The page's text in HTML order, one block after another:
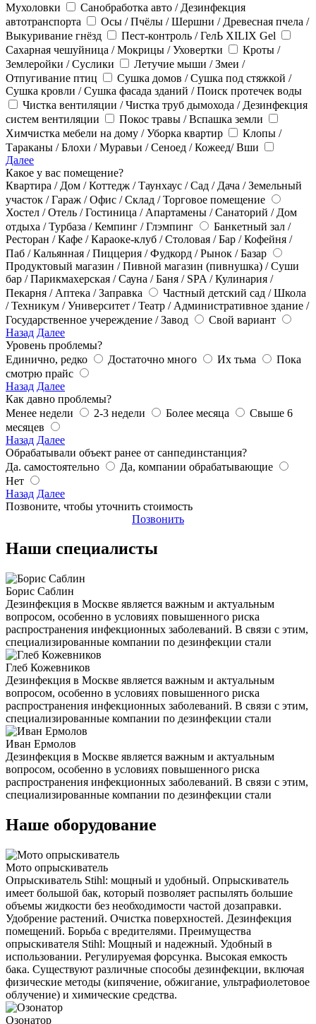
Мухоловки
Санобработка авто / Дезинфекция
автотранспорта
Осы / Пчёлы / Шершни / Древесная пчела /
Выкуривание гнёзд
Пест-контроль / ГелЬ XILIX Gel
Сахарная чешуйница / Мокрицы / Уховертки
Кроты /
Землеройки / Суслики
Летучие мыши / Змеи /
Отпугивание птиц
Сушка домов / Сушка под стяжкой /
Сушка кровли / Сушка фасада зданий / Поиск протечек воды
Чистка вентиляции / Чистка труб дымохода / Дезинфекция
систем вентиляции
Покос травы / Вспашка земли
Химчистка мебели на дому / Уборка квартир
Клопы /
Тараканы / Блохи / Муравьи / Сеноед / Кожеед/ Вши
Далее
Какое у вас помещение?
Квартира / Дом / Коттедж / Таунхаус / Сад / Дача / Земельный
участок / Гараж / Офис / Склад / Торговое помещение
Хостел / Отель / Гостиница / Апартамены / Санаторий / Дом
отдыха / Турбаза / Кемпинг / Глэмпинг
Банкетный зал /
Ресторан / Кафе / Караоке-клуб / Столовая / Бар / Кофейня /
Паб / Кальянная / Пиццерия / Фудкорд / Рынок / Базар
Продуктовый магазин / Пивной магазин (пивнушка) / Суши
бар / Парикмахерская / Сауна / Баня / SPA / Кулинария /
Пекарня / Аптека / Заправка
Частный детский сад / Школа
/ Техникум / Университет / Театр / Административное здание /
Государственное учереждение / Завод
Свой вариант
Назад Далее
Уровень проблемы?
Единично, редко
Достаточно много Их тьма
Пока
смотрю прайс
Назад Далее
Как давно проблемы?
Менее недели
2-3 недели Более месяца
Свыше 6
месяцев
Назад Далее
Обрабатывали объект ранее от санпединстанция?
Да. самостоятельно
Да, компании обрабатывающие
Нет
Назад Далее
Позвоните, чтобы уточнить стоимость
Позвонить
Наши специалисты
Борис Саблин
Дезинфекция в Москве является важным и актуальным
вопросом, особенно в условиях повышенного риска
распространения инфекционных заболеваний. В связи с этим,
специализированные компании по дезинфекции стали
Глеб Кожевников
Дезинфекция в Москве является важным и актуальным
вопросом, особенно в условиях повышенного риска
распространения инфекционных заболеваний. В связи с этим,
специализированные компании по дезинфекции стали
Иван Ермолов
Дезинфекция в Москве является важным и актуальным
вопросом, особенно в условиях повышенного риска
распространения инфекционных заболеваний. В связи с этим,
специализированные компании по дезинфекции стали
Наше оборудование
Мото опрыскиватель
Опрыскиватель Stihl: мощный и удобный. Опрыскиватель
имеет большой бак, который позволяет распылять большие
объемы жидкости без необходимости частой дозаправки.
Удобрение растений. Очистка поверхностей. Дезинфекция
помещений. Борьба с вредителями. Преимущества
опрыскивателя Stihl: Мощный и надежный. Удобный в
использовании. Регулируемая форсунка. Высокая емкость
бака. Существуют различные способы дезинфекции, включая
физические методы (кипячение, обжигание, ультрафиолетовое
облучение) и химические средства.
Озонатор